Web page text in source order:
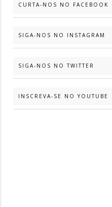
CURTA-NOS NO FACEBOOK
SIGA-NOS NO INSTAGRAM
SIGA-NOS NO TWITTER
INSCREVA-SE NO YOUTUBE